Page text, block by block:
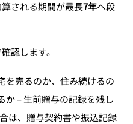
される期間が最長7年へ段
認します。
を売るのか、住み続けるの
か – 生前贈与の記録を残し
は、贈与契約書や振込記録